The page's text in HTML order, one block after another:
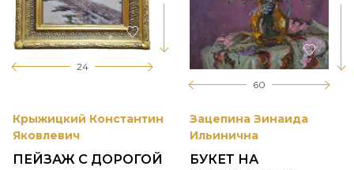
24
Крыжицкий Константин
Яковлевич
ПЕЙЗАЖ С ДОРОГОЙ
60
Зацепина Зинаида
Ильинична
БУКЕТ НА